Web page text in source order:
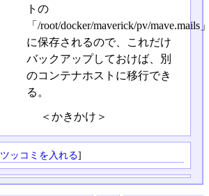
トの
「/root/docker/maverick/pv/mave.mails
に保存されるので、これだけ
バックアップしておけば、別
のコンテナホストに移行でき
る。
＜かきかけ＞
ツッコミを入れる]